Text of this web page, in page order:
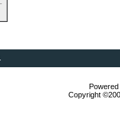
Copyright